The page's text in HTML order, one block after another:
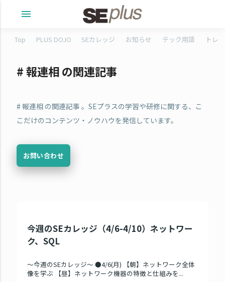
menu
Top PLUS DOJO SEカレッジ お知らせ テック用語 トレ
# 報連相 の関連記事
# 報連相 の関連記事 。SEプラスの学習や研修に関する、こ
こだけのコンテンツ・ノウハウを発信しています。
お問い合わせ
今週のSEカレッジ（4/6-4/10）ネットワー
ク、SQL
～今週のSEカレッジ～ ●4/6(月) 【朝】ネットワーク全体
像を学ぶ 【昼】ネットワーク機器の特徴と仕組みを...